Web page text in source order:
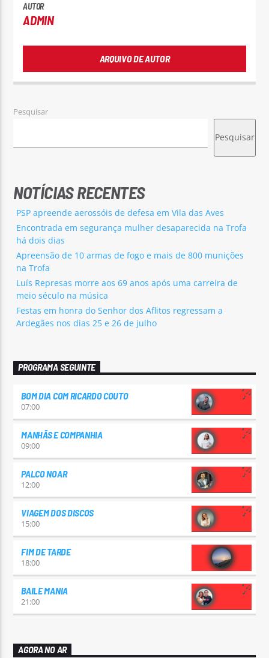
AUTOR
ADMIN
ARQUIVO DE AUTOR
Pesquisar
Pesquisar
NOTÍCIAS RECENTES
PSP apreende aerossóis de defesa em Vila das Aves
Encontrada em segurança mulher desaparecida na Trofa
há dois dias
Apreensão de 10 armas de fogo e mais de 800 munições
na Trofa
Luís Represas morre aos 69 anos após uma carreira de
meio século na música
Festas em honra do Senhor dos Aflitos regressam a
Ardegães nos dias 25 e 26 de julho
PROGRAMA SEGUINTE
BOM DIA COM RICARDO COUTO
07:00
MANHÃS E COMPANHIA
09:00
PALCO NOAR
12:00
VIAGEM DOS DISCOS
15:00
FIM DE TARDE
18:00
BAILE MANIA
21:00
AGORA NO AR